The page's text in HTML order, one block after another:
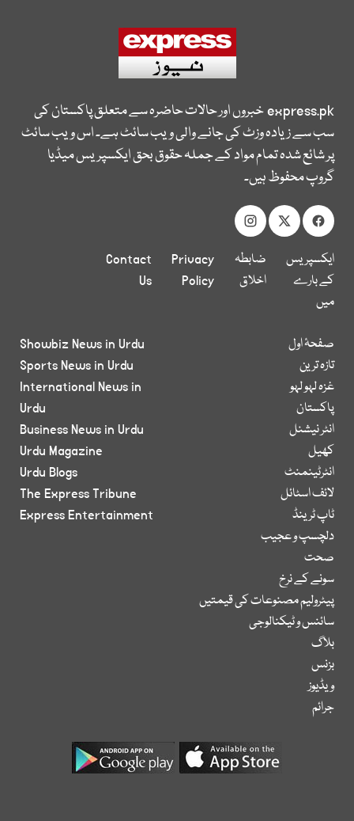
express.pkخبروں اور حالات حاضرہ سے متعلق پاکستان کی
سب سے زیادہ وزٹ کی جانے والی ویب سائٹ ہے۔ اس ویب سائٹ
پر شائع شدہ تمام مواد کے جملہ حقوق بحق ایکسپریس میڈیا
گروپ محفوظ ہیں۔
ایکسپریس
کے بارے
میں
ضابطہ
اخلاق
Privacy
Policy
Contact
Us
صفحۂ اول
تازہ ترین
غزہ لہو لہو
پاکستان
انٹر نیشنل
کھیل
انٹرٹینمنٹ
لائف اسٹائل
ٹاپ ٹرینڈ
دلچسپ و عجیب
صحت
سونے کے نرخ
پیٹرولیم مصنوعات کی قیمتیں
سائنس و ٹیکنالوجی
بلاگ
بزنس
ویڈیوز
جرائم
Showbiz News in Urdu
Sports News in Urdu
International News in
Urdu
Business News in Urdu
Urdu Magazine
Urdu Blogs
The Express Tribune
Express Entertainment